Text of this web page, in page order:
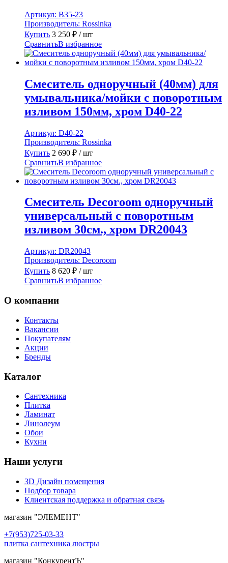
Артикул: B35-23
Производитель: Rossinka
Купить 3 250 ₽ / шт
СравнитьВ избранное
Смеситель одноручный (40мм) для
умывальника/мойки с поворотным
изливом 150мм, хром D40-22
Артикул: D40-22
Производитель: Rossinka
Купить 2 690 ₽ / шт
СравнитьВ избранное
Смеситель Decoroom одноручный
универсальный с поворотным
изливом 30см., хром DR20043
Артикул: DR20043
Производитель: Decoroom
Купить 8 620 ₽ / шт
СравнитьВ избранное
О компании
Контакты
Вакансии
Покупателям
Акции
Бренды
Каталог
Сантехника
Плитка
Ламинат
Линолеум
Обои
Кухни
Наши услуги
3D Дизайн помещения
Подбор товара
Клиентская поддержка и обратная связь
магазин "ЭЛЕМЕНТ"
+7(953)725-03-33
плитка сантехника люстры
магазин "КонкурентЪ"